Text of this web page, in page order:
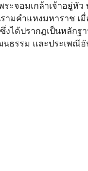
ระจอมเกล้าเจ้าอยู่หั
ามคำแหงมหาราช เมื่
งได้ปรากฏเป็นหลักฐ
ธรรม และประเพณีอั